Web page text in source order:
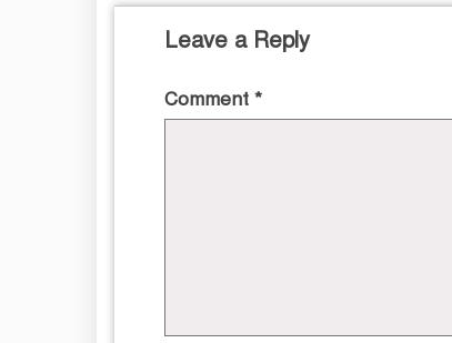
Leave a Reply
Comment *